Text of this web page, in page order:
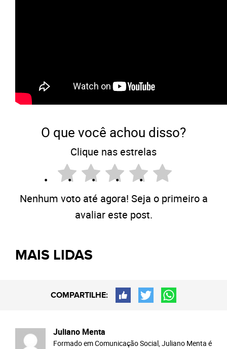
O que você achou disso?
Clique nas estrelas
Nenhum voto até agora! Seja o primeiro a
avaliar este post.
MAIS LIDAS
COMPARTILHE:
Juliano Menta
Formado em Comunicação Social, Juliano Menta é